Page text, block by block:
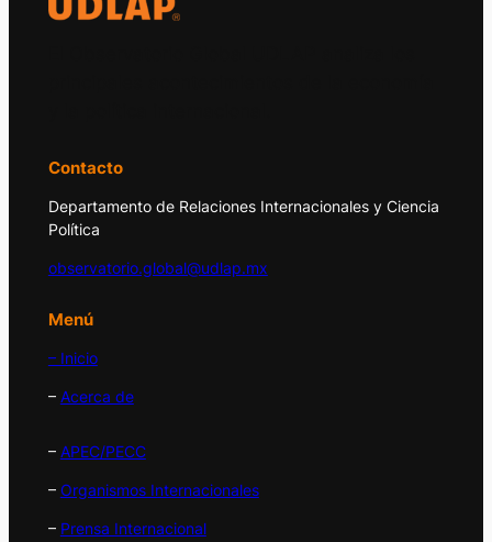
Contacto
Departamento de Relaciones Internacionales y Ciencia
Política
observatorio.global@udlap.mx
Menú
– Inicio
– Acerca de
– APEC/PECC
– Organismos Internacionales
– Prensa Internacional